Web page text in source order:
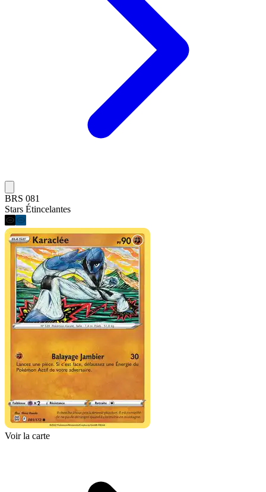
BRS 081
Stars Étincelantes
Voir la carte